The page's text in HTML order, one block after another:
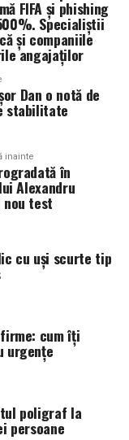
pentru clipuri în
par să
sau câștiguri
pe rețelele
timpul și nivelul
unei
și ușor
comunicări
departamente
activ
nivelul
până la
nu
Niciun
să își
acel moment,
de apărare”,
Officer
copilului
Împarte
10 pahare. La
să se pună un
Câștigă echipa
stabil, fără să
exact
o organizezi
se vor distra,
amintiri
FIFA și phishing
Specialiștii
și companiile
angajaților
Dan o notă de
stabilitate
inainte
în
Alexandru
test
cu uși scurte tip
cum îți
urgențe
poligraf la
persoane